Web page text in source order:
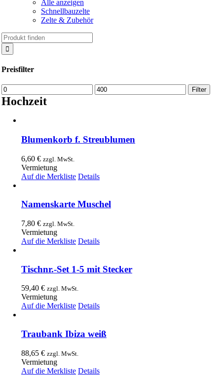
Alle anzeigen
Schnellbauzelte
Zelte & Zubehör
Suche
nach:
Preisfilter
Min.
Preis
Max.
Preis
Filter
Hochzeit
Blumenkorb f. Streublumen
6,60 € zzgl. MwSt.
Vermietung
Auf die Merkliste Details
Namenskarte Muschel
7,80 € zzgl. MwSt.
Vermietung
Auf die Merkliste Details
Tischnr.-Set 1-5 mit Stecker
59,40 € zzgl. MwSt.
Vermietung
Auf die Merkliste Details
Traubank Ibiza weiß
88,65 € zzgl. MwSt.
Vermietung
Auf die Merkliste Details